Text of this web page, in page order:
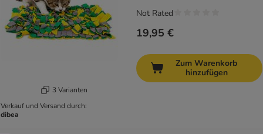
3 Varianten
Verkauf und Versand durch:
dibea
19,95 €
Not Rated
Zum Warenkorb
hinzufügen